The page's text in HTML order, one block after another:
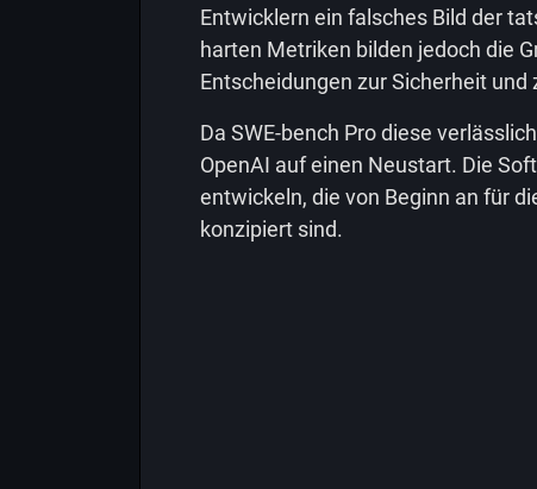
Entwicklern ein falsches Bild der
harten Metriken bilden jedoch die
Entscheidungen zur Sicherheit
Da SWE-bench Pro diese
OpenAI auf einen Neustart. Die
entwickeln, die von Beginn an für
konzipiert sind.